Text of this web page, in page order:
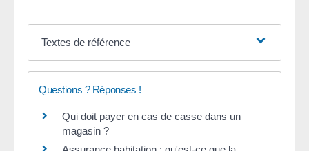
Textes de référence
Questions ? Réponses !
Qui doit payer en cas de casse dans un
magasin ?